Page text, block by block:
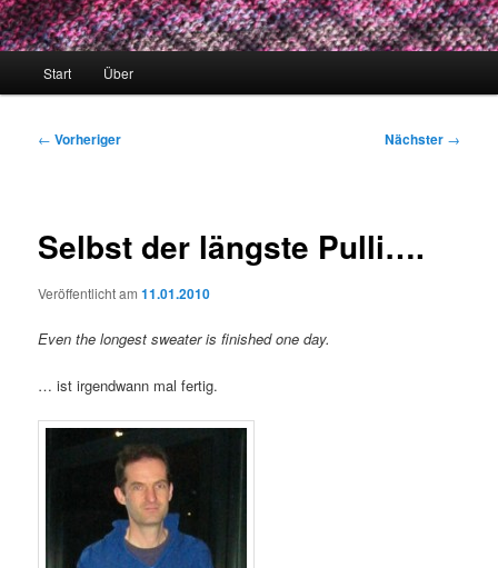
Start Über
Beitragsnavigation
← Vorheriger Nächster →
Selbst der längste Pulli….
Veröffentlicht am11.01.2010
Even the longest sweater is finished one day.
… ist irgendwann mal fertig.